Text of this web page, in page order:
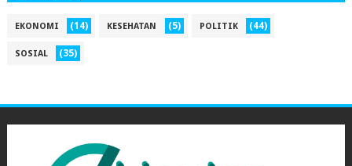
EKONOMI (14) KESEHATAN (5) POLITIK (44)
SOSIAL (35)